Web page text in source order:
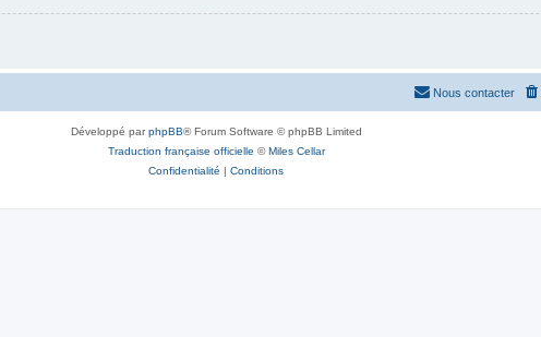
Nous contacter
Développé parphpBB® Forum Software © phpBB Limited
Traduction française officielle ©Miles Cellar
Confidentialité | Conditions